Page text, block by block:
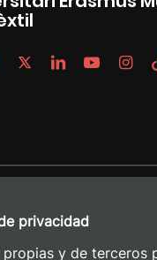
privacidad
y de terceros